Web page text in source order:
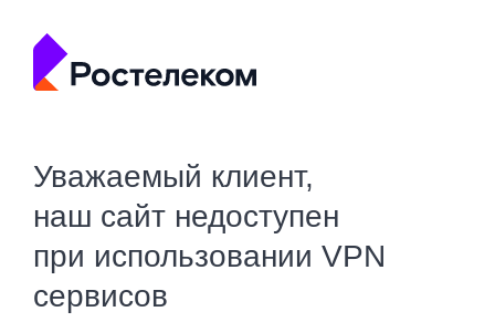
Уважаемый клиент,
наш сайт недоступен
при использовании VPN
сервисов